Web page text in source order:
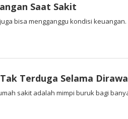
Saat Sakit
bisa mengganggu kondisi
Terduga Selama
sakit adalah mimpi buruk bagi